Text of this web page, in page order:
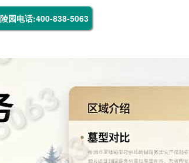
园电话:400-838-5063